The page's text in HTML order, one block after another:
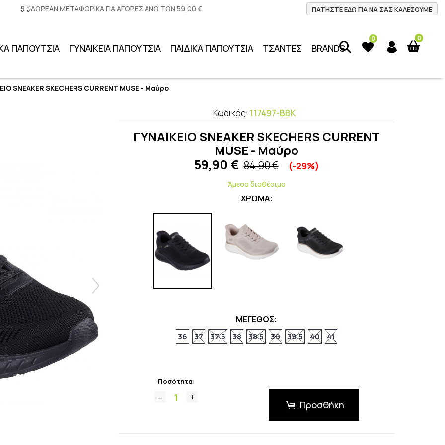
ΔΩΡΕΑΝ ΜΕΤΑΦΟΡΙΚΑ ΓΙΑ ΑΓΟΡΕΣ ΑΝΩ ΤΩΝ 59,00 € ΠΑΤΗΣΤΕ ΕΔΩ ΓΙΑ ΝΑ ΣΑΣ ΚΑΛΕΣΟΥΜΕ
0
0
ΠΑΠΟΥΤΣΙΑ ΓΥΝΑΙΚΕΙΑ ΠΑΠΟΥΤΣΙΑ ΠΑΙΔΙΚΑ ΠΑΠΟΥΤΣΙΑ ΤΣΑΝΤΕΣ BRANDS
SNEAKER SKECHERS CURRENT MUSE - Μαύρο
Κωδικός: 117497-BBK
ΓΥΝΑΙΚΕΙΟ SNEAKER SKECHERS CURRENT
MUSE - Μαύρο
59,90 €84,90 € (-29%)
Άμεσα διαθέσιμο
ΧΡΩΜΑ:
ΜΕΓΕΘΟΣ:
36 37 37.5 38 38.5 39 39.5 40 41
Ποσότητα:
Προσθήκη